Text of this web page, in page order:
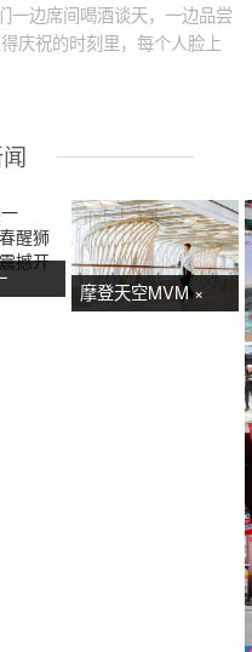
一边席间喝酒谈天，一边品尝
庆祝的时刻里，每个人脸上
摩登天空MVM ×